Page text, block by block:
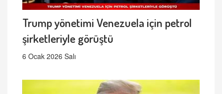
Trump yönetimi Venezuela için petrol
şirketleriyle görüştü
6 Ocak 2026 Salı